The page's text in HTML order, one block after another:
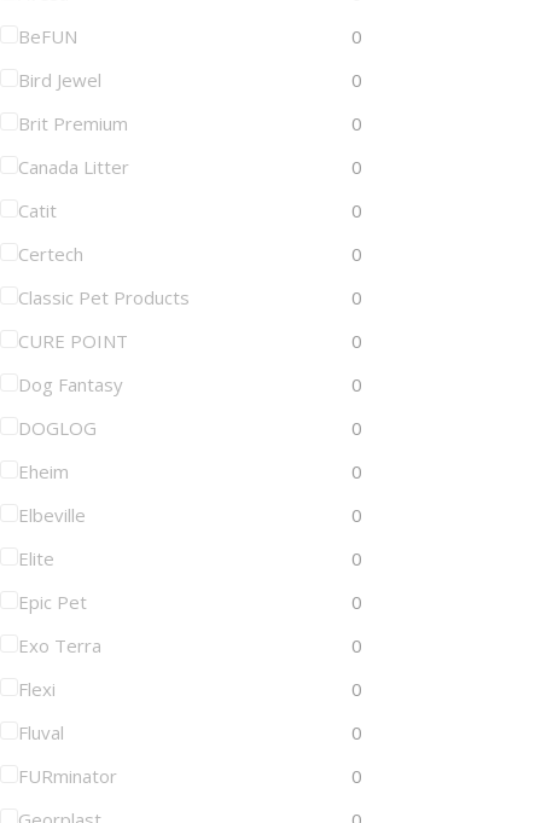
BeFUN
0
Bird Jewel
0
Brit Premium
0
Canada Litter
0
Catit
0
Certech
0
Classic Pet Products
0
CURE POINT
0
Dog Fantasy
0
DOGLOG
0
Eheim
0
Elbeville
0
Elite
0
Epic Pet
0
Exo Terra
0
Flexi
0
Fluval
0
FURminator
0